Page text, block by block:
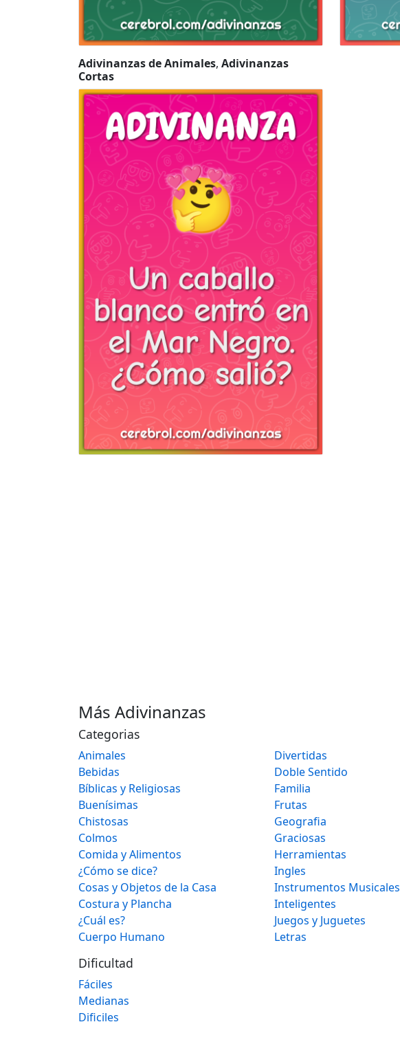
Adivinanzas de Animales, Adivinanzas
Cortas
Más Adivinanzas
Categorias
Animales
Bebidas
Bíblicas y Religiosas
Buenísimas
Chistosas
Colmos
Comida y Alimentos
¿Cómo se dice?
Cosas y Objetos de la Casa
Costura y Plancha
¿Cuál es?
Cuerpo Humano
Divertidas
Doble Sentido
Familia
Frutas
Geografia
Graciosas
Herramientas
Ingles
Instrumentos Musicales
Inteligentes
Juegos y Juguetes
Letras
Dificultad
Fáciles
Medianas
Dificiles